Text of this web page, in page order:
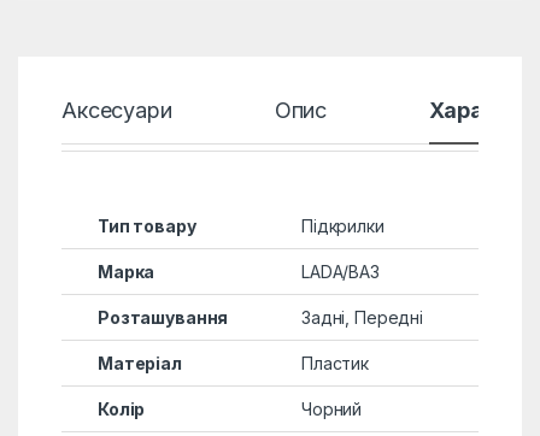
Аксесуари Опис
Тип товару Підкрилки
Марка LADA/ВАЗ
Розташування Задні, Передні
Матеріал Пластик
Колір Чорний